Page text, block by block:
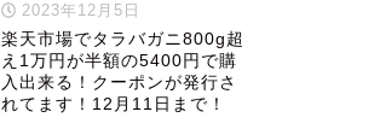
2023年12月5日
楽天市場でタラバガニ800g超
え1万円が半額の5400円で購
入出来る！クーポンが発行さ
れてます！12月11日まで！